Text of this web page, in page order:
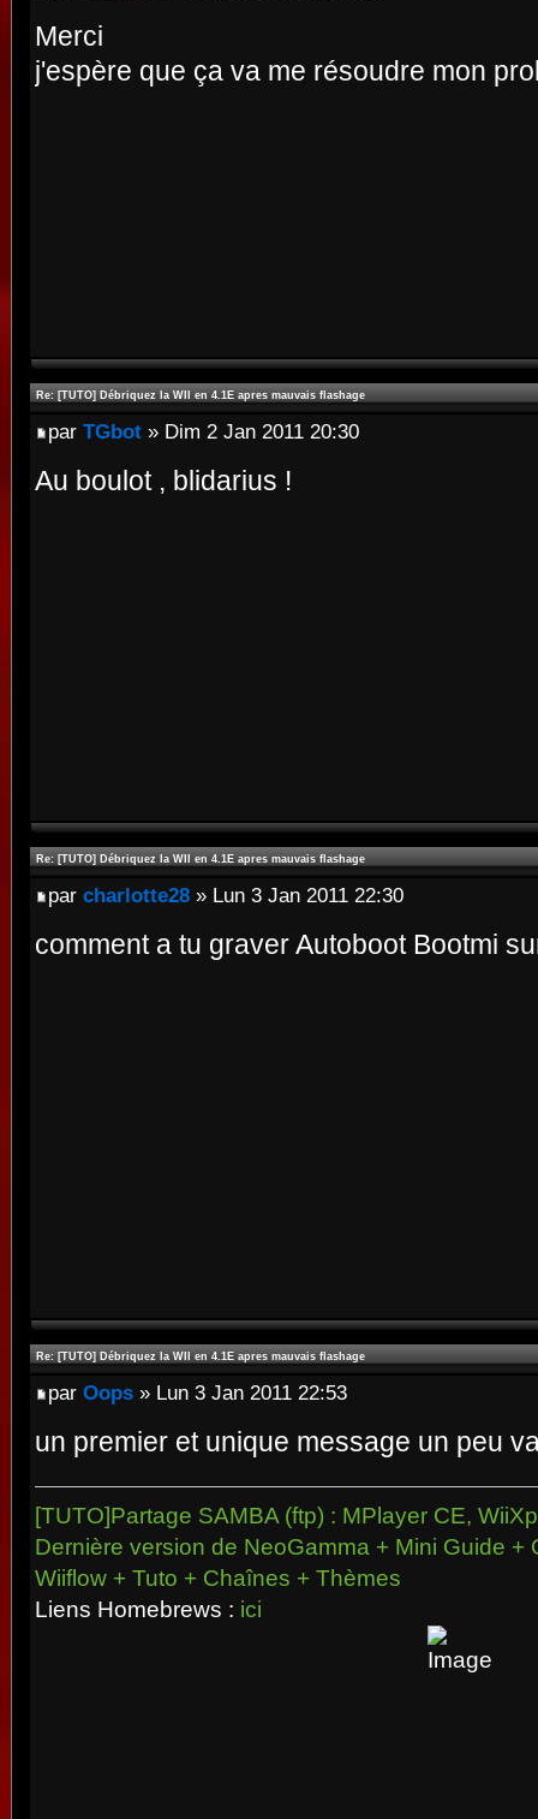
Merci
j'espère que ça va me résoudre mon
Re: [TUTO] Débriquez la WII en 4.1E apres mauvais flashage
par TGbot » Dim 2 Jan 2011 20:30
Au boulot , blidarius !
Re: [TUTO] Débriquez la WII en 4.1E apres mauvais flashage
par charlotte28 » Lun 3 Jan 2011 22:30
comment a tu graver Autoboot Bootmi
Re: [TUTO] Débriquez la WII en 4.1E apres mauvais flashage
par Oops » Lun 3 Jan 2011 22:53
un premier et unique message un peu
[TUTO]Partage SAMBA (ftp) : MPlayer CE,
Dernière version de NeoGamma + Mini Guide +
Wiiflow + Tuto + Chaînes + Thèmes
Liens Homebrews : ici